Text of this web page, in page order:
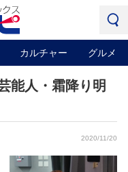
カルチャー グルメ
能人・霜降り明
2020/11/20